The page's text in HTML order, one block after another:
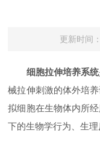
更新时间
细胞拉伸培养系统
械拉伸刺激的体外培
拟细胞在生物体内所
下的生物学行为、生理